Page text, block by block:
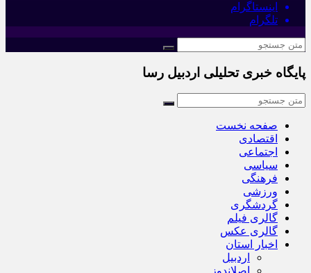
اینستاگرام
تلگرام
پایگاه خبری تحلیلی اردبیل رسا
صفحه نخست
اقتصادی
اجتماعی
سیاسی
فرهنگی
ورزشی
گردشگری
گالری فیلم
گالری عکس
اخبار استان
اردبیل